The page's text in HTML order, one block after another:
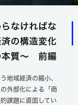
なければな
の構造変化
本質～ 前編
地域経済の縮小、
外部化による「商
課題に直面してい